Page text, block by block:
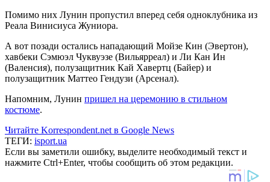
Помимо них Лунин пропустил вперед себя одноклубника из
Реала Винисиуса Жуниора.
А вот позади остались нападающий Мойзе Кин (Эвертон),
хавбеки Сэмюэл Чуквуэзе (Вильярреал) и Ли Кан Ин
(Валенсия), полузащитник Кай Хавертц (Байер) и
полузащитник Маттео Гендузи (Арсенал).
Напомним, Лунин пришел на церемонию в стильном
костюме.
Читайте Korrespondent.net в Google News
ТЕГИ: isport.ua
Если вы заметили ошибку, выделите необходимый текст и
нажмите Ctrl+Enter, чтобы сообщить об этом редакции.